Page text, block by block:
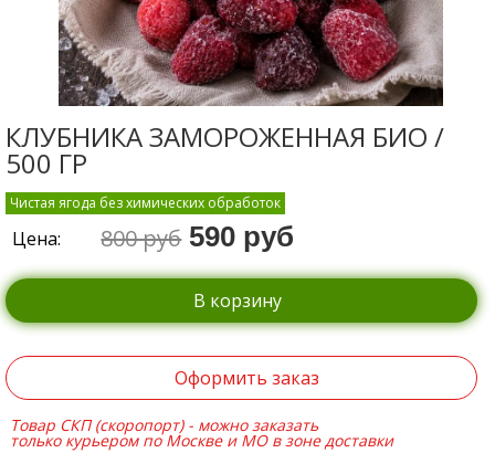
КЛУБНИКА ЗАМОРОЖЕННАЯ БИО /
500 ГР
Чистая ягода без химических обработок
Цена: 800 руб 590 руб
В корзину
Оформить заказ
Товар СКП (скоропорт) - можно заказать
только курьером по Москве и МО в зоне доставки